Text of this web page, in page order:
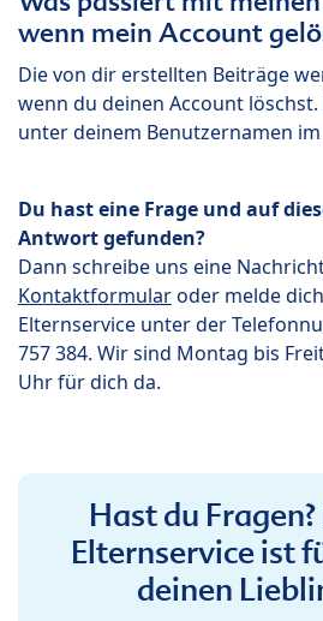
wenn mein Account
Die von dir erstellten Beiträge
wenn du deinen Account
unter deinem Benutzernamen
Du hast eine Frage und auf
Antwort gefunden?
Dann schreibe uns eine
Kontaktformularoder melde
Elternservice unter der
757 384. Wir sind Montag bis
Uhr für dich da.
Hast du
Elternservice ist
deinen